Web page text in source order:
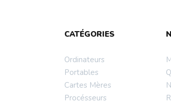
CATÉGORIES
Ordinateurs
Portables
Cartes Mères
Procésseurs